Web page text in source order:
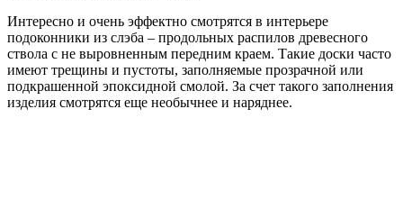
Интересно и очень эффектно смотрятся в интерьере
подоконники из слэба – продольных распилов древесного
ствола с не выровненным передним краем. Такие доски часто
имеют трещины и пустоты, заполняемые прозрачной или
подкрашенной эпоксидной смолой. За счет такого заполнения
изделия смотрятся еще необычнее и наряднее.